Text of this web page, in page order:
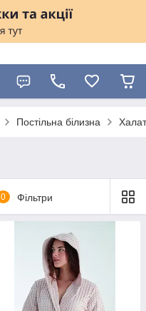
Постільна білизна
0 Фільтри